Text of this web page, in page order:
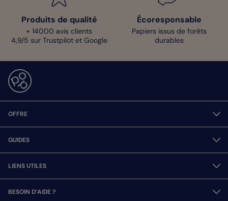
Produits de qualité
+ 14000 avis clients
4,9/5 sur Trustpilot et Google
Écoresponsable
Papiers issus de forêts
durables
OFFRE
GUIDES
LIENS UTILES
BESOIN D’AIDE ?